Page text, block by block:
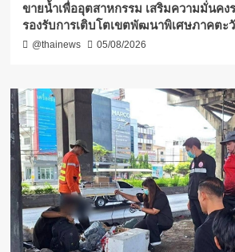
ขายน้ำเพื่ออุตสาหกรรม เสริมความมั่นค
รองรับการเติบโตเขตพัฒนาพิเศษภาคตะ
@thainews 05/08/2026